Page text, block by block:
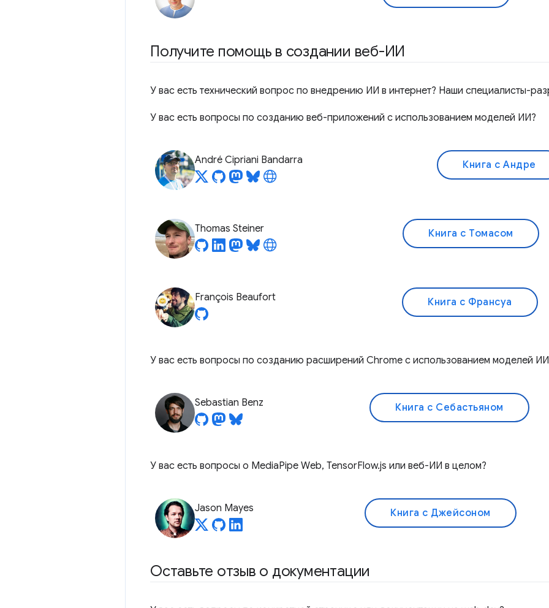
Получите помощь в создании веб-ИИ
У вас есть технический вопрос по внедрению ИИ в интернет? Наши специалисты-
У вас есть вопросы по созданию веб-приложений с использованием моделей ИИ?
André Cipriani Bandarra Книга с Андре
Thomas Steiner Книга с Томасом
François Beaufort Книга с Франсуа
У вас есть вопросы по созданию расширений Chrome с использованием моделей
Sebastian Benz Книга с Себастьяном
У вас есть вопросы о MediaPipe Web, TensorFlow.js или веб-ИИ в целом?
Jason Mayes Книга с Джейсоном
Оставьте отзыв о документации